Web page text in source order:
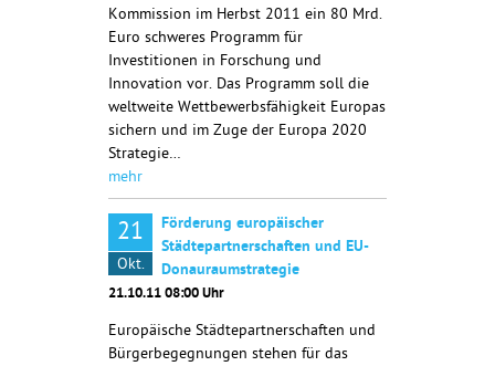
Kommission im Herbst 2011 ein 80 Mrd.
Euro schweres Programm für
Investitionen in Forschung und
Innovation vor. Das Programm soll die
weltweite Wettbewerbsfähigkeit Europas
sichern und im Zuge der Europa 2020
Strategie…
mehr
21
Okt.
Förderung europäischer
Städtepartnerschaften und EU-
Donauraumstrategie
21.10.11 08:00 Uhr
Europäische Städtepartnerschaften und
Bürgerbegegnungen stehen für das